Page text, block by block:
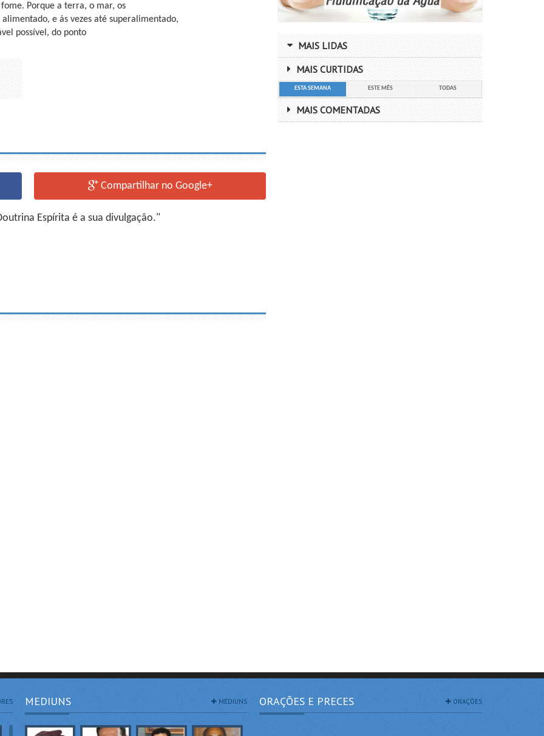
Porque a terra, o mar, os
e ás vezes até superalimentado,
possível, do ponto
Compartilhar no Google+
Espírita é a sua divulgação."
MAIS LIDAS
MAIS CURTIDAS
ESTA SEMANA ESTE MÊS TODAS
MAIS COMENTADAS
MEDIUNS MÉDIUNS ORAÇÕES E PRECES ORAÇÕES